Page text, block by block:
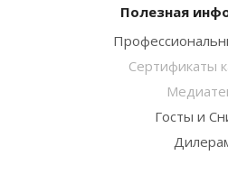
Полезная
Сертификаты
Госты и